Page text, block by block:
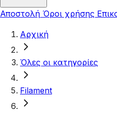
Αποστολή Όροι χρήσης
Αρχική
Όλες οι κατηγορίες
Filament